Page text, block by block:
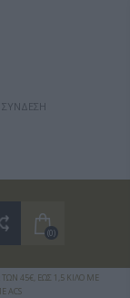
ΣΎΝΔΕΣΗ
(0)
45€, ΕΩΣ 1,5 ΚΙΛΟ ΜΕ
ACS